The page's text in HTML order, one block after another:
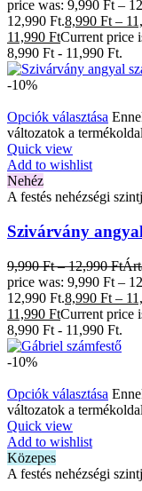
price was: 9,990 Ft –
12,990 Ft.8,990 Ft –
11,990 FtCurrent price
8,990 Ft - 11,990 Ft.
-10%
Opciók választása
változatok a
Quick view
Add to wishlist
Nehéz
A festés nehézségi
Szivárvány
9,990Ft – 12,990Ft
price was: 9,990 Ft –
12,990 Ft.8,990 Ft –
11,990 FtCurrent price
8,990 Ft - 11,990 Ft.
-10%
Opciók választása
változatok a
Quick view
Add to wishlist
Közepes
A festés nehézségi